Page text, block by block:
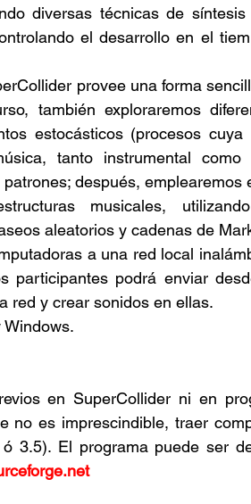
diversas técnicas de
el desarrollo en el
provee una forma
también exploraremos
estocásticos (procesos
tanto instrumental como
después, emplearemos
musicales, utilizando
aleatorios y cadenas de
a una red local
participantes podrá enviar
red y crear sonidos en ellas.
en SuperCollider ni en
no es imprescindible, traer
3.5). El programa puede ser